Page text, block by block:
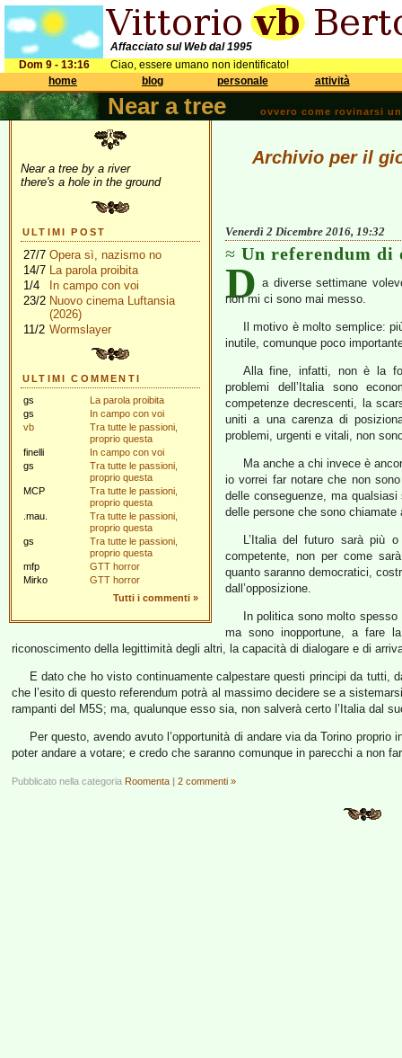
Affacciato sul Web dal 1995
Dom 9 - 13:16
Ciao, essere umano non identificato!
home
blog personale attività
Near a tree ovvero come rovinarsi
Near a tree by a river
there's a hole in the ground
ULTIMI POST
27/7 Opera sì, nazismo no
14/7 La parola proibita
1/4
In campo con voi
23/2 Nuovo cinema Luftansia
(2026)
11/2 Wormslayer
ULTIMI COMMENTI
gs
La parola proibita
gs
In campo con voi
vb
Tra tutte le passioni,
proprio questa
finelli
In campo con voi
gs
Tra tutte le passioni,
proprio questa
MCP
Tra tutte le passioni,
proprio questa
.mau.
Tra tutte le passioni,
proprio questa
gs
Tra tutte le passioni,
proprio questa
mfp
GTT horror
Mirko
GTT horror
Tutti i commenti »
Archivio per il
Venerdì 2 Dicembre 2016, 19:32
Un referendum di
D a diverse settimane
non mi ci sono mai messo.
Il motivo è molto semplice:
inutile, comunque poco
Alla fine, infatti, non è la
problemi dell’Italia sono
competenze decrescenti, la
uniti a una carenza di
problemi, urgenti e vitali, non
Ma anche a chi invece è
io vorrei far notare che non
delle conseguenze, ma
delle persone che sono chiamate
L’Italia del futuro sarà più
competente, non per come
quanto saranno democratici,
dall’opposizione.
In politica sono molto
ma sono inopportune, a fare
riconoscimento della legittimità degli altri, la capacità di dialogare e di
E dato che ho visto continuamente calpestare questi principi da tutti,
che l’esito di questo referendum potrà al massimo decidere se a
rampanti del M5S; ma, qualunque esso sia, non salverà certo l’Italia dal
Per questo, avendo avuto l’opportunità di andare via da Torino
poter andare a votare; e credo che saranno comunque in parecchi a non
Pubblicato nella categoria Roomenta | 2 commenti »